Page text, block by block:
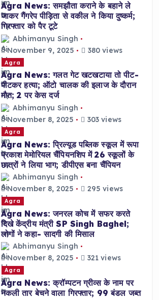
Agra News: समझौता कराने के बहाने ले
जाकर गैंगरेप पीड़िता से वकील ने किया दुष्कर्म;
गिरफ्तार को पैर टूटे
Abhimanyu Singh
November 9, 2025
380 views
Agra
Agra News: गलत गेट खटखटाया तो पीट-
पीटकर हत्या; ऑटो चालक की इलाज के दौरान
मौत; 2 पर केस दर्ज
Abhimanyu Singh
November 8, 2025
303 views
Agra
Agra News: प्रिल्यूड पब्लिक स्कूल में रूपा
प्रकाश मेमोरियल चैंपियनशिप में 26 स्कूलों के
छात्रों ने लिया भाग; डीपीएस बना चैंपियन
Abhimanyu Singh
November 8, 2025
295 views
Agra
Agra News: जनरल कोच में सफर करते
दिखे केंद्रीय मंत्री SP Singh Baghel;
लोगों ने कहा- सादगी की मिसाल
Abhimanyu Singh
November 8, 2025
321 views
Agra
Agra News: क्रॉम्पटन ग्रीव्स के नाम पर
नकली तार बेचने वाला गिरफ्तार; 99 बंडल जब्त